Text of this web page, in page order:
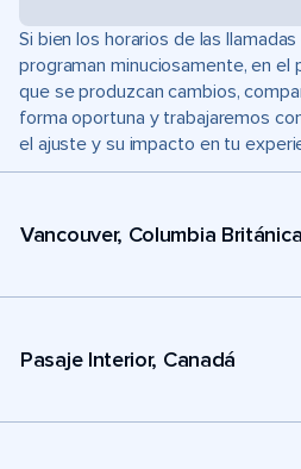
Si bien los horarios de las
programan minuciosamente, en
que se produzcan cambios,
forma oportuna y trabajaremos
el ajuste y su impacto en tu
Vancouver, Columbia Británica
Pasaje Interior, Canadá